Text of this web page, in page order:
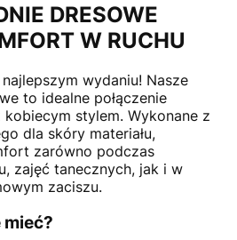
DRESOWE
W RUCHU
wydaniu! Nasze
to idealne połączenie
stylem. Wykonane z
dla skóry materiału,
zarówno podczas
zajęć tanecznych, jak i w
zaciszu.